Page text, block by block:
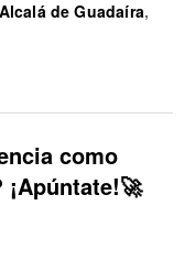
semana y dos días
Alcalá de Guadaíra,
como